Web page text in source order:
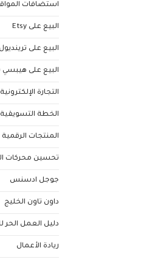
استضافات
البيع على Etsy
البيع على ترينديول
البيع على هيبسي
التجارة
الخطة التسويقية
المنتجات الرقمية
تحسين محركات
جوجل ادسنس
داون تاون الخليج
دليل العمل الحر
ريادة الأعمال